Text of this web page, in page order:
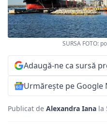
SURSA FOTO:
Adaugă-ne ca sursă
Urmărește pe Google
Publicat de Alexandra Iana la